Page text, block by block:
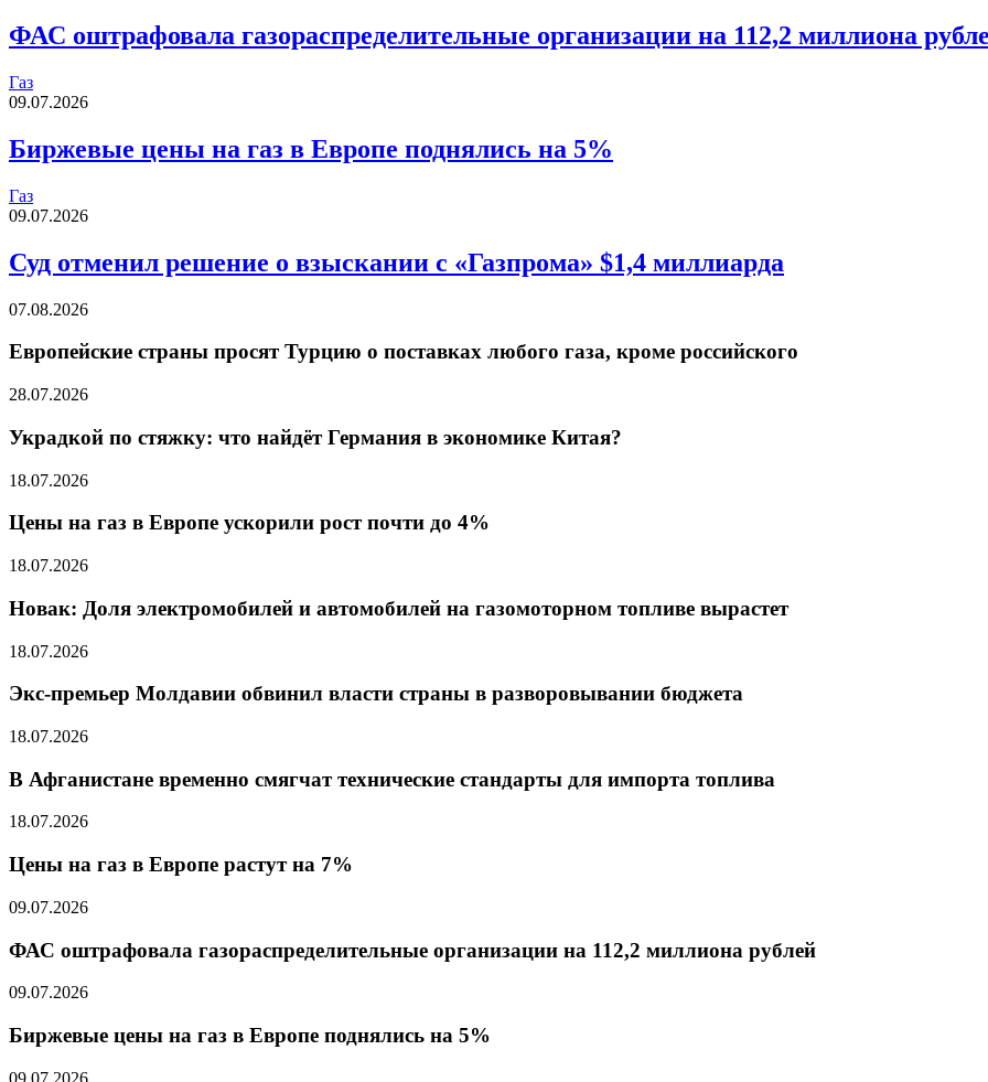
ФАС оштрафовала газораспределительные организации на 112,2 миллиона
Газ
09.07.2026
Биржевые цены на газ в Европе поднялись на 5%
Газ
09.07.2026
Суд отменил решение о взыскании с «Газпрома» $1,4 миллиарда
07.08.2026
Европейские страны просят Турцию о поставках любого газа, кроме российского
28.07.2026
Украдкой по стяжку: что найдёт Германия в экономике Китая?
18.07.2026
Цены на газ в Европе ускорили рост почти до 4%
18.07.2026
Новак: Доля электромобилей и автомобилей на газомоторном топливе вырастет
18.07.2026
Экс-премьер Молдавии обвинил власти страны в разворовывании бюджета
18.07.2026
В Афганистане временно смягчат технические стандарты для импорта топлива
18.07.2026
Цены на газ в Европе растут на 7%
09.07.2026
ФАС оштрафовала газораспределительные организации на 112,2 миллиона рублей
09.07.2026
Биржевые цены на газ в Европе поднялись на 5%
09.07.2026